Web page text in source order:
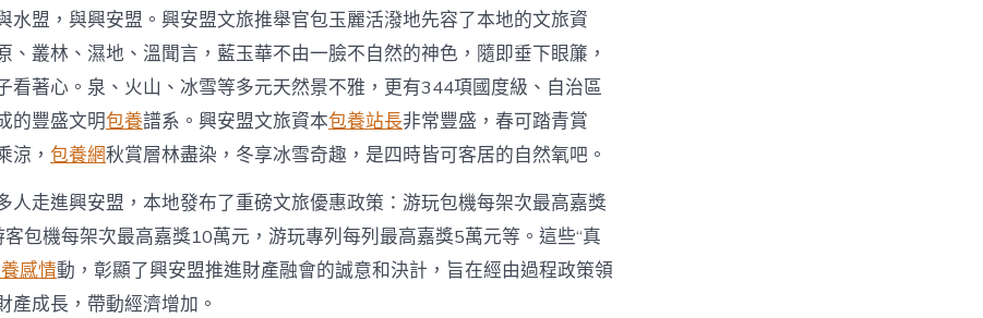
水盟，與興安盟。興安盟文旅推舉官包玉麗活潑地先容了本地的文旅資
、叢林、濕地、溫聞言，藍玉華不由一臉不自然的神色，隨即垂下眼簾，
看著心。泉、火山、冰雪等多元天然景不雅，更有344項國度級、自治區
的豐盛文明包養譜系。興安盟文旅資本包養站長非常豐盛，春可踏青賞
涼， 包養網秋賞層林盡染，冬享冰雪奇趣，是四時皆可客居的自然氧吧。
人走進興安盟，本地發布了重磅文旅優惠政策：游玩包機每架次最高嘉獎
包機每架次最高嘉獎10萬元，游玩專列每列最高嘉獎5萬元等。這些“真
感情動，彰顯了興安盟推進財產融會的誠意和決計，旨在經由過程政策領
產成長，帶動經濟增加。